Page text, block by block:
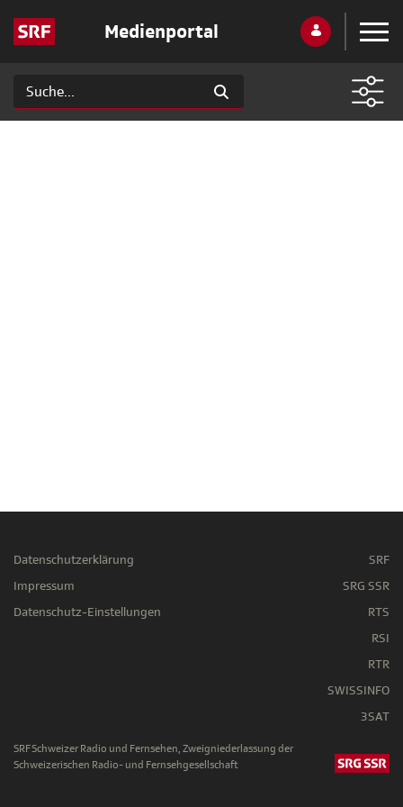
Medienportal
Datenschutzerklärung
Impressum
Datenschutz-Einstellungen
SRF
SRG SSR
RTS
RSI
RTR
SWISSINFO
3SAT
SRF Schweizer Radio und Fernsehen, Zweigniederlassung der
Schweizerischen Radio- und Fernsehgesellschaft